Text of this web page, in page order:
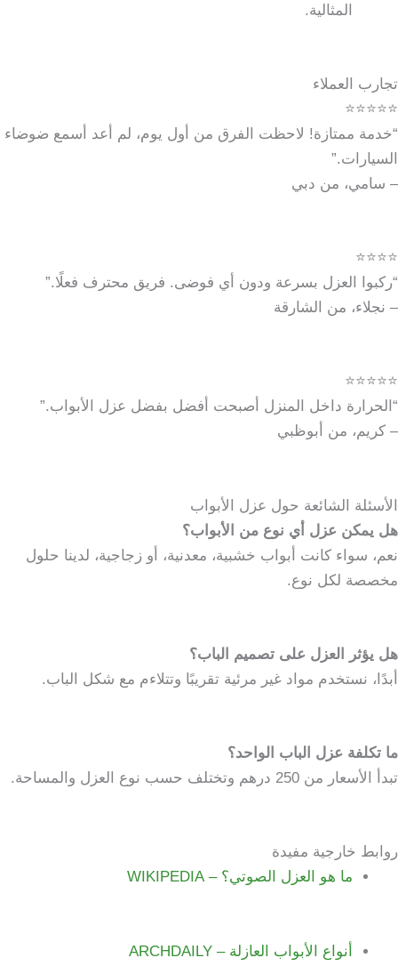
المثالية.
تجارب العملاء
⭐⭐⭐⭐⭐
“خدمة ممتازة! لاحظت الفرق من أول يوم، لم أعد أسمع ضوضاء
السيارات.”
– سامي، من دبي
⭐⭐⭐⭐
“ركبوا العزل بسرعة ودون أي فوضى. فريق محترف فعلًا.”
– نجلاء، من الشارقة
⭐⭐⭐⭐⭐
“الحرارة داخل المنزل أصبحت أفضل بفضل عزل الأبواب.”
– كريم، من أبوظبي
الأسئلة الشائعة حول عزل الأبواب
هل يمكن عزل أي نوع من الأبواب؟
نعم، سواء كانت أبواب خشبية، معدنية، أو زجاجية، لدينا حلول
مخصصة لكل نوع.
هل يؤثر العزل على تصميم الباب؟
أبدًا، نستخدم مواد غير مرئية تقريبًا وتتلاءم مع شكل الباب.
ما تكلفة عزل الباب الواحد؟
تبدأ الأسعار من 250 درهم وتختلف حسب نوع العزل والمساحة.
روابط خارجية مفيدة
ما هو العزل الصوتي؟ – WIKIPEDIA
أنواع الأبواب العازلة – ARCHDAILY